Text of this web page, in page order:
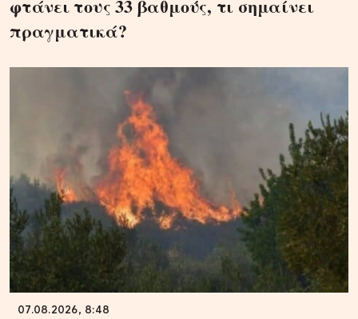
φτάνει τους 33 βαθμούς, τι σημαίνει
πραγματικά?
07.08.2026, 8:48